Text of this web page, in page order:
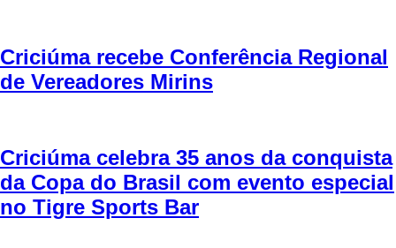
Criciúma recebe Conferência Regional
de Vereadores Mirins
Criciúma celebra 35 anos da conquista
da Copa do Brasil com evento especial
no Tigre Sports Bar